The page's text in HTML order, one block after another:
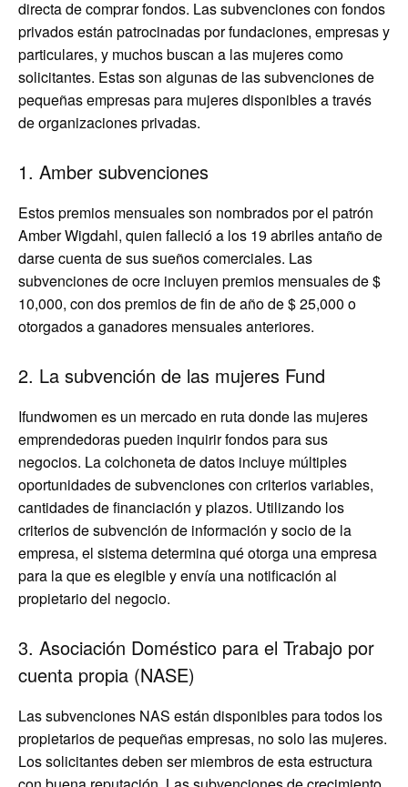
directa de comprar fondos. Las subvenciones con fondos
privados están patrocinadas por fundaciones, empresas y
particulares, y muchos buscan a las mujeres como
solicitantes. Estas son algunas de las subvenciones de
pequeñas empresas para mujeres disponibles a través
de organizaciones privadas.
1. Amber subvenciones
Estos premios mensuales son nombrados por el patrón
Amber Wigdahl, quien falleció a los 19 abriles antaño de
darse cuenta de sus sueños comerciales. Las
subvenciones de ocre incluyen premios mensuales de $
10,000, con dos premios de fin de año de $ 25,000 o
otorgados a ganadores mensuales anteriores.
2. La subvención de las mujeres Fund
Ifundwomen es un mercado en ruta donde las mujeres
emprendedoras pueden inquirir fondos para sus
negocios. La colchoneta de datos incluye múltiples
oportunidades de subvenciones con criterios variables,
cantidades de financiación y plazos. Utilizando los
criterios de subvención de información y socio de la
empresa, el sistema determina qué otorga una empresa
para la que es elegible y envía una notificación al
propietario del negocio.
3. Asociación Doméstico para el Trabajo por
cuenta propia (NASE)
Las subvenciones NAS están disponibles para todos los
propietarios de pequeñas empresas, no solo las mujeres.
Los solicitantes deben ser miembros de esta estructura